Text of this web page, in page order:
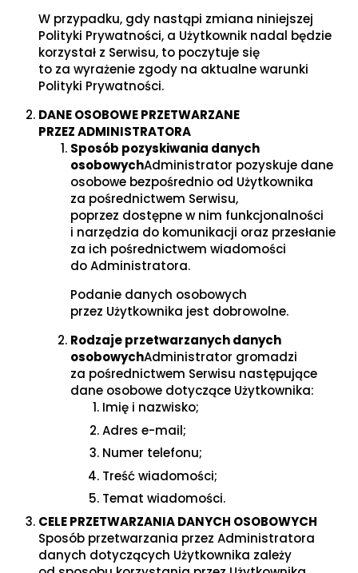
W przypadku, gdy nastąpi zmiana niniejszej
Polityki Prywatności, a Użytkownik nadal będzie
korzystał z Serwisu, to poczytuje się
to za wyrażenie zgody na aktualne warunki
Polityki Prywatności.
DANE OSOBOWE PRZETWARZANE
PRZEZ ADMINISTRATORA
Sposób pozyskiwania danych
osobowychAdministrator pozyskuje dane
osobowe bezpośrednio od Użytkownika
za pośrednictwem Serwisu,
poprzez dostępne w nim funkcjonalności
i narzędzia do komunikacji oraz przesłanie
za ich pośrednictwem wiadomości
do Administratora.
Podanie danych osobowych
przez Użytkownika jest dobrowolne.
Rodzaje przetwarzanych danych
osobowychAdministrator gromadzi
za pośrednictwem Serwisu następujące
dane osobowe dotyczące Użytkownika:
Imię i nazwisko;
Adres e-mail;
Numer telefonu;
Treść wiadomości;
Temat wiadomości.
CELE PRZETWARZANIA DANYCH OSOBOWYCH
Sposób przetwarzania przez Administratora
danych dotyczących Użytkownika zależy